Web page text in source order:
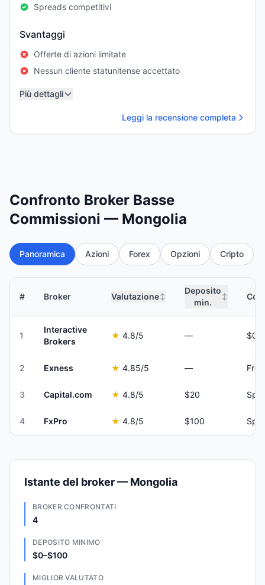
Spreads competitivi
Svantaggi
Offerte di azioni limitate
Nessun cliente statunitense accettato
Più dettagli
Leggi la recensione completa
Confronto Broker Basse
Commissioni — Mongolia
Panoramica Azioni Forex Opzioni Cripto
# Broker Valutazione↕
Deposito
min.
↕
1
Interactive
Brokers
★ 4.8/5 —
2 Exness ★ 4.85/5 —
3 Capital.com ★ 4.8/5 $20
4 FxPro ★ 4.8/5 $100
Istante del broker — Mongolia
BROKER CONFRONTATI
4
DEPOSITO MINIMO
$0–$100
MIGLIOR VALUTATO